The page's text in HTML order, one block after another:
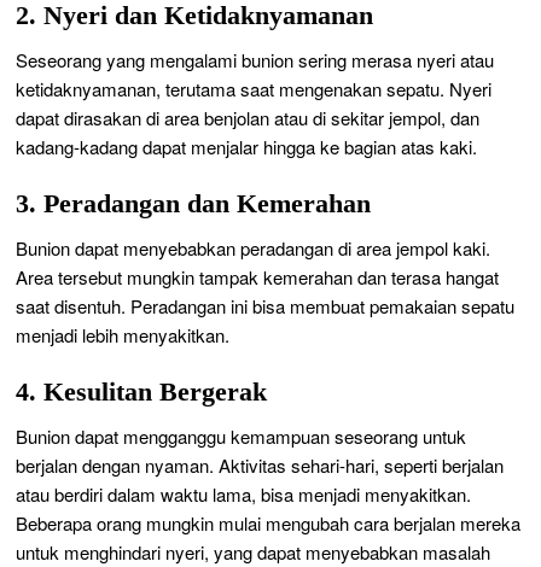
2. Nyeri dan Ketidaknyamanan
Seseorang yang mengalami bunion sering merasa nyeri atau
ketidaknyamanan, terutama saat mengenakan sepatu. Nyeri
dapat dirasakan di area benjolan atau di sekitar jempol, dan
kadang-kadang dapat menjalar hingga ke bagian atas kaki.
3. Peradangan dan Kemerahan
Bunion dapat menyebabkan peradangan di area jempol kaki.
Area tersebut mungkin tampak kemerahan dan terasa hangat
saat disentuh. Peradangan ini bisa membuat pemakaian sepatu
menjadi lebih menyakitkan.
4. Kesulitan Bergerak
Bunion dapat mengganggu kemampuan seseorang untuk
berjalan dengan nyaman. Aktivitas sehari-hari, seperti berjalan
atau berdiri dalam waktu lama, bisa menjadi menyakitkan.
Beberapa orang mungkin mulai mengubah cara berjalan mereka
untuk menghindari nyeri, yang dapat menyebabkan masalah